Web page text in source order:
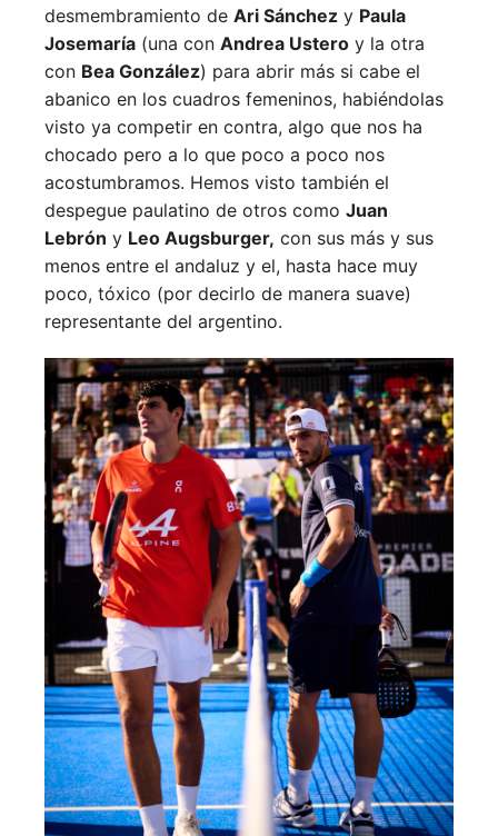
desmembramiento de Ari Sánchez y Paula
Josemaría (una con Andrea Ustero y la otra
con Bea González) para abrir más si cabe el
abanico en los cuadros femeninos, habiéndolas
visto ya competir en contra, algo que nos ha
chocado pero a lo que poco a poco nos
acostumbramos. Hemos visto también el
despegue paulatino de otros como Juan
Lebrón y Leo Augsburger, con sus más y sus
menos entre el andaluz y el, hasta hace muy
poco, tóxico (por decirlo de manera suave)
representante del argentino.